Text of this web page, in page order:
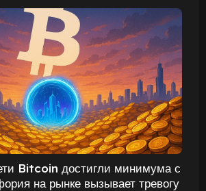
Bitcoin достигли минимума с
на рынке вызывает тревогу